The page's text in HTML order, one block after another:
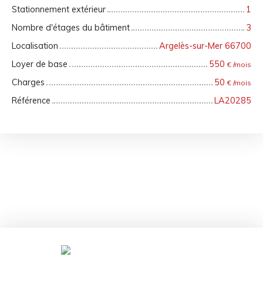
Stationnement extérieur
1
Nombre d'étages du bâtiment
3
Localisation
Argelès-sur-Mer 66700
Loyer de base
550€ /mois
Charges 50€ /mois
Référence LA20285